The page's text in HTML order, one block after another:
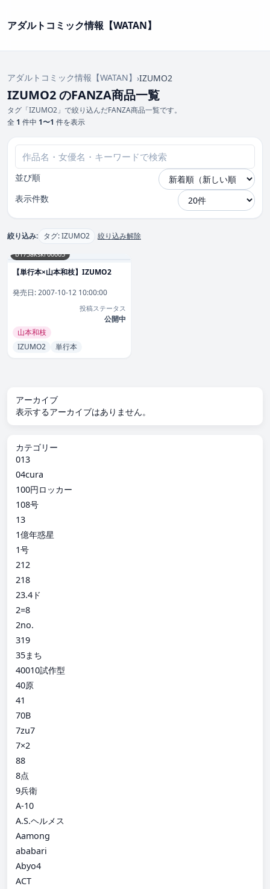
アダルトコミック情報【WATAN】
アダルトコミック情報【WATAN】 ›IZUMO2
IZUMO2 のFANZA商品一覧
タグ「IZUMO2」で絞り込んだFANZA商品一覧です。
全 1 件中 1〜1 件を表示
並び順
表示件数
絞り込み: タグ: IZUMO2 絞り込み解除
b173akskr00003
【単行本×山本和枝】IZUMO2
発売日:2007-10-12 10:00:00
投稿ステータス
公開中
山本和枝
IZUMO2
単行本
アーカイブ
表示するアーカイブはありません。
カテゴリー
013
04cura
100円ロッカー
108号
13
1億年惑星
1号
212
218
23.4ド
2=8
2no.
319
35まち
40010試作型
40原
41
70B
7zu7
7×2
88
8点
9兵衛
A-10
A.S.ヘルメス
Aamong
ababari
Abyo4
ACT